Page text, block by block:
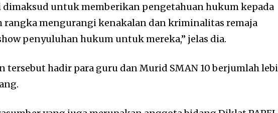
dimaksud untuk memberikan pengetahuan hukum kepada
rangka mengurangi kenakalan dan kriminalitas remaja
penyuluhan hukum untuk mereka,” jelas dia.
tersebut hadir para guru dan Murid SMAN 10 berjumlah